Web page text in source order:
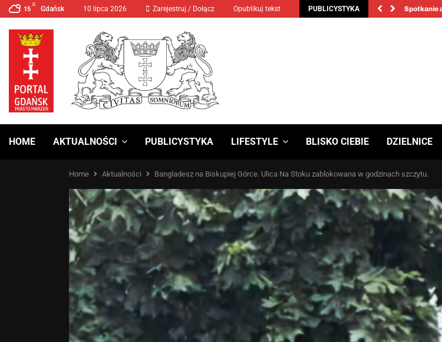
15
C
Gdańsk 10 lipca 2026 Zarejestruj / Dołącz Opublikuj tekst PUBLICYSTYKA
MANIFA 2024 Prawa Kobiet Spotkanie
HOME AKTUALNOŚCI PUBLICYSTYKA LIFESTYLE BLISKO CIEBIE DZIELNICE
Home Aktualności Bangladesz na Biskupiej Górce. Ulica Na Stoku zablokowana w godzinach szczytu.